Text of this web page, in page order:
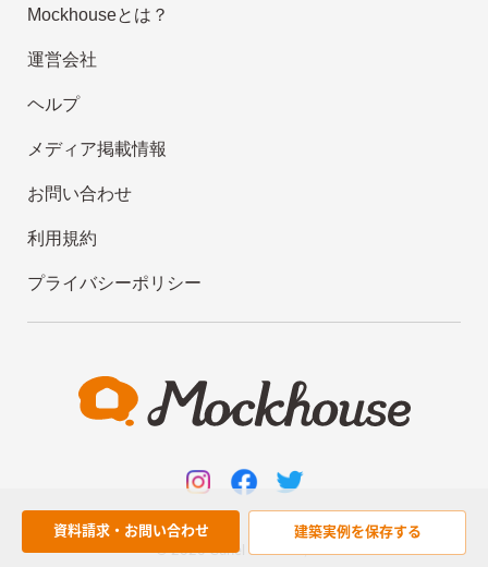
資料請求・お問い合わせ 建築実例を保存する
Mockhouseとは？
運営会社
ヘルプ
メディア掲載情報
お問い合わせ
利用規約
プライバシーポリシー
© 2020Cünel workCo., Ltd.